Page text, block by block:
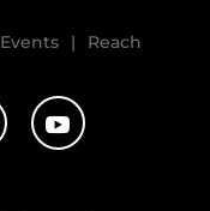
|
Reach
